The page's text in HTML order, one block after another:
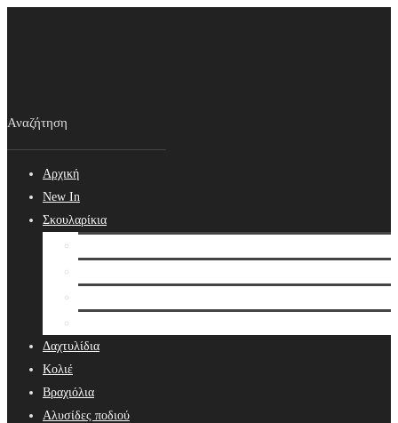
Αρχική
New In
Σκουλαρίκια
Δαχτυλίδια
Κολιέ
Βραχιόλια
Αλυσίδες ποδιού